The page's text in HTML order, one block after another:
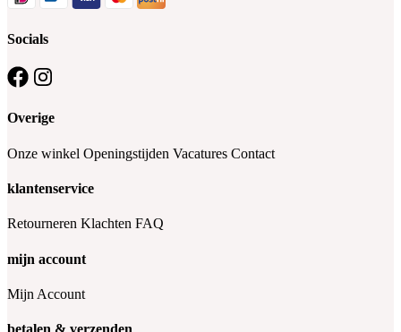
Socials
Overige
Onze winkel Openingstijden Vacatures Contact
klantenservice
Retourneren Klachten FAQ
mijn account
Mijn Account
betalen & verzenden